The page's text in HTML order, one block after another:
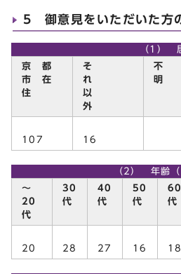
5 御意見をいただいた方
（1）
京 都
市 在
住
そ
れ
以
外
107 16
（2） 年齢（
～
20
代
30
代
40
代
50
代
60
代
20 28 27 16 18